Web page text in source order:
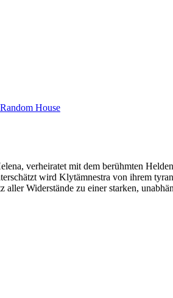
House
verheiratet mit dem berühmten
wird Klytämnestra von ihrem
Widerstände zu einer starken,